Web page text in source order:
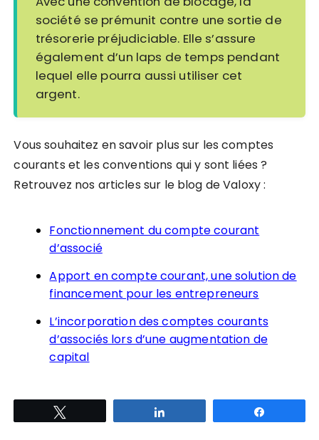
société se prémunit contre une sortie de
trésorerie préjudiciable. Elle s’assure
également d’un laps de temps pendant
lequel elle pourra aussi utiliser cet
argent.
Vous souhaitez en savoir plus sur les comptes
courants et les conventions qui y sont liées ?
Retrouvez nos articles sur le blog de Valoxy :
Fonctionnement du compte courant
d’associé
Apport en compte courant, une solution de
financement pour les entrepreneurs
L’incorporation des comptes courants
d’associés lors d’une augmentation de
capital